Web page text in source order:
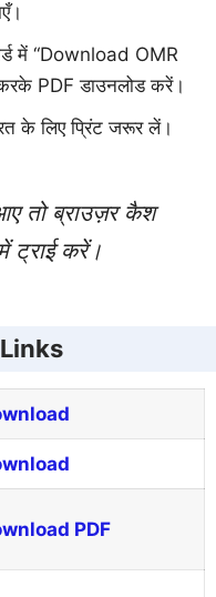
में “Download OMR
PDF डाउनलोड करें।
के लिए प्रिंट जरूर लें।
तो ब्राउज़र कैश
ट्राई करें।
PDF